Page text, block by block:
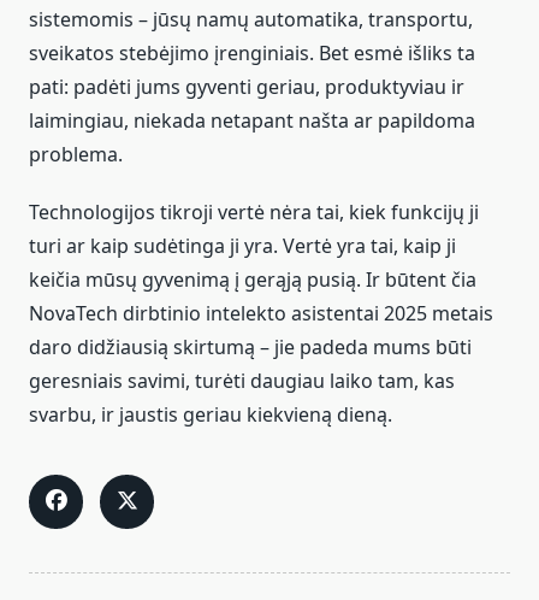
sistemomis – jūsų namų automatika, transportu,
sveikatos stebėjimo įrenginiais. Bet esmė išliks ta
pati: padėti jums gyventi geriau, produktyviau ir
laimingiau, niekada netapant našta ar papildoma
problema.
Technologijos tikroji vertė nėra tai, kiek funkcijų ji
turi ar kaip sudėtinga ji yra. Vertė yra tai, kaip ji
keičia mūsų gyvenimą į gerąją pusią. Ir būtent čia
NovaTech dirbtinio intelekto asistentai 2025 metais
daro didžiausią skirtumą – jie padeda mums būti
geresniais savimi, turėti daugiau laiko tam, kas
svarbu, ir jaustis geriau kiekvieną dieną.